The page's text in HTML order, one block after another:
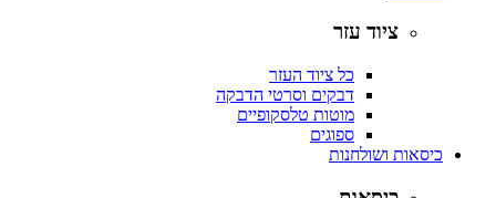
ציוד עזר
כל ציוד העזר
דבקים וסרטי הדבקה
מוטות טלסקופיים
ספוגים
כיסאות ושולחנות